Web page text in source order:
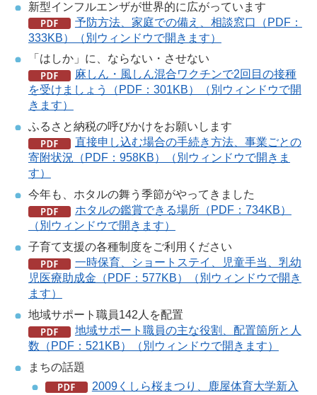
新型インフルエンザが世界的に広がっています
予防方法、家庭での備え、相談窓口（PDF：
333KB）（別ウィンドウで開きます）
「はしか」に、ならない・させない
麻しん・風しん混合ワクチンで2回目の接種
を受けましょう（PDF：301KB）（別ウィンドウで開
きます）
ふるさと納税の呼びかけをお願いします
直接申し込む場合の手続き方法、事業ごとの
寄附状況（PDF：958KB）（別ウィンドウで開きま
す）
今年も、ホタルの舞う季節がやってきました
ホタルの鑑賞できる場所（PDF：734KB）
（別ウィンドウで開きます）
子育て支援の各種制度をご利用ください
一時保育、ショートステイ、児童手当、乳幼
児医療助成金（PDF：577KB）（別ウィンドウで開き
ます）
地域サポート職員142人を配置
地域サポート職員の主な役割、配置箇所と人
数（PDF：521KB）（別ウィンドウで開きます）
まちの話題
2009くしら桜まつり、鹿屋体育大学新入